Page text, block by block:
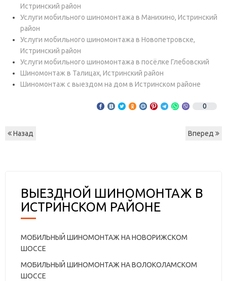
Истринский район
Услуги мобильного шиномонтажа в Манихино, Истринский
район
Услуги мобильного шиномонтажа в Новопетровске,
Истринский район
Услуги мобильного шиномонтажа в посёлке Глебовский
Шиномонтаж в Талицах, Истринский район
Шиномонтаж с выездом на дом в Истринском районе
0
Назад Вперед
ВЫЕЗДНОЙ ШИНОМОНТАЖ В
ИСТРИНСКОМ РАЙОНЕ
МОБИЛЬНЫЙ ШИНОМОНТАЖ НА НОВОРИЖСКОМ
ШОССЕ
МОБИЛЬНЫЙ ШИНОМОНТАЖ НА ВОЛОКОЛАМСКОМ
ШОССЕ